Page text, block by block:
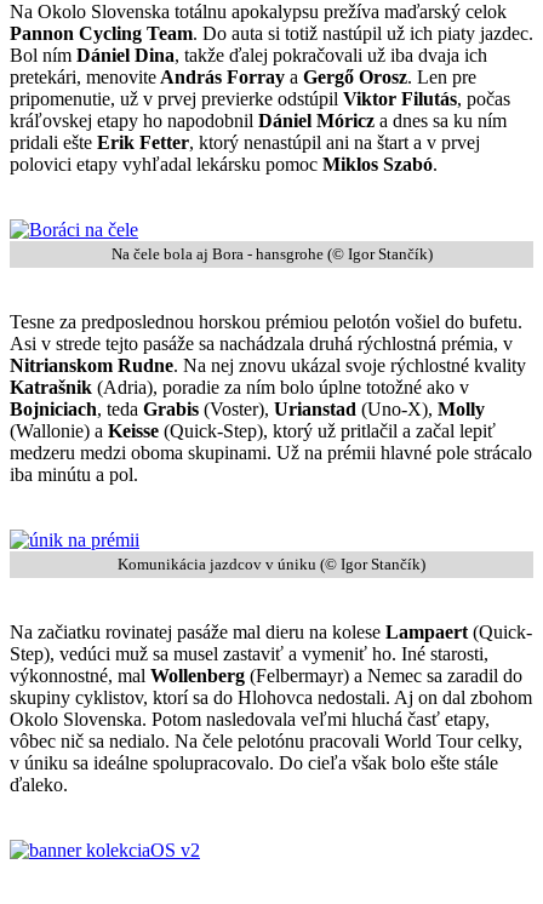
Na Okolo Slovenska totálnu apokalypsu prežíva maďarský celok
Pannon Cycling Team. Do auta si totiž nastúpil už ich piaty jazdec.
Bol ním Dániel Dina, takže ďalej pokračovali už iba dvaja ich
pretekári, menovite András Forray a Gergő Orosz. Len pre
pripomenutie, už v prvej previerke odstúpil Viktor Filutás, počas
kráľovskej etapy ho napodobnil Dániel Móricz a dnes sa ku ním
pridali ešte Erik Fetter, ktorý nenastúpil ani na štart a v prvej
polovici etapy vyhľadal lekársku pomoc Miklos Szabó.
Na čele bola aj Bora - hansgrohe (© Igor Stančík)
Tesne za predposlednou horskou prémiou pelotón vošiel do bufetu.
Asi v strede tejto pasáže sa nachádzala druhá rýchlostná prémia, v
Nitrianskom Rudne. Na nej znovu ukázal svoje rýchlostné kvality
Katrašnik (Adria), poradie za ním bolo úplne totožné ako v
Bojniciach, teda Grabis (Voster), Urianstad (Uno-X), Molly
(Wallonie) a Keisse (Quick-Step), ktorý už pritlačil a začal lepiť
medzeru medzi oboma skupinami. Už na prémii hlavné pole strácalo
iba minútu a pol.
Komunikácia jazdcov v úniku (© Igor Stančík)
Na začiatku rovinatej pasáže mal dieru na kolese Lampaert (Quick-
Step), vedúci muž sa musel zastaviť a vymeniť ho. Iné starosti,
výkonnostné, mal Wollenberg (Felbermayr) a Nemec sa zaradil do
skupiny cyklistov, ktorí sa do Hlohovca nedostali. Aj on dal zbohom
Okolo Slovenska. Potom nasledovala veľmi hluchá časť etapy,
vôbec nič sa nedialo. Na čele pelotónu pracovali World Tour celky,
v úniku sa ideálne spolupracovalo. Do cieľa však bolo ešte stále
ďaleko.